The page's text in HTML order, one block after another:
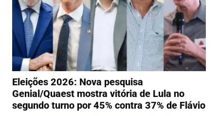
Eleições 2026: Nova pesquisa
Genial/Quaest mostra vitória de Lula no
segundo turno por 45% contra 37% de Flávio